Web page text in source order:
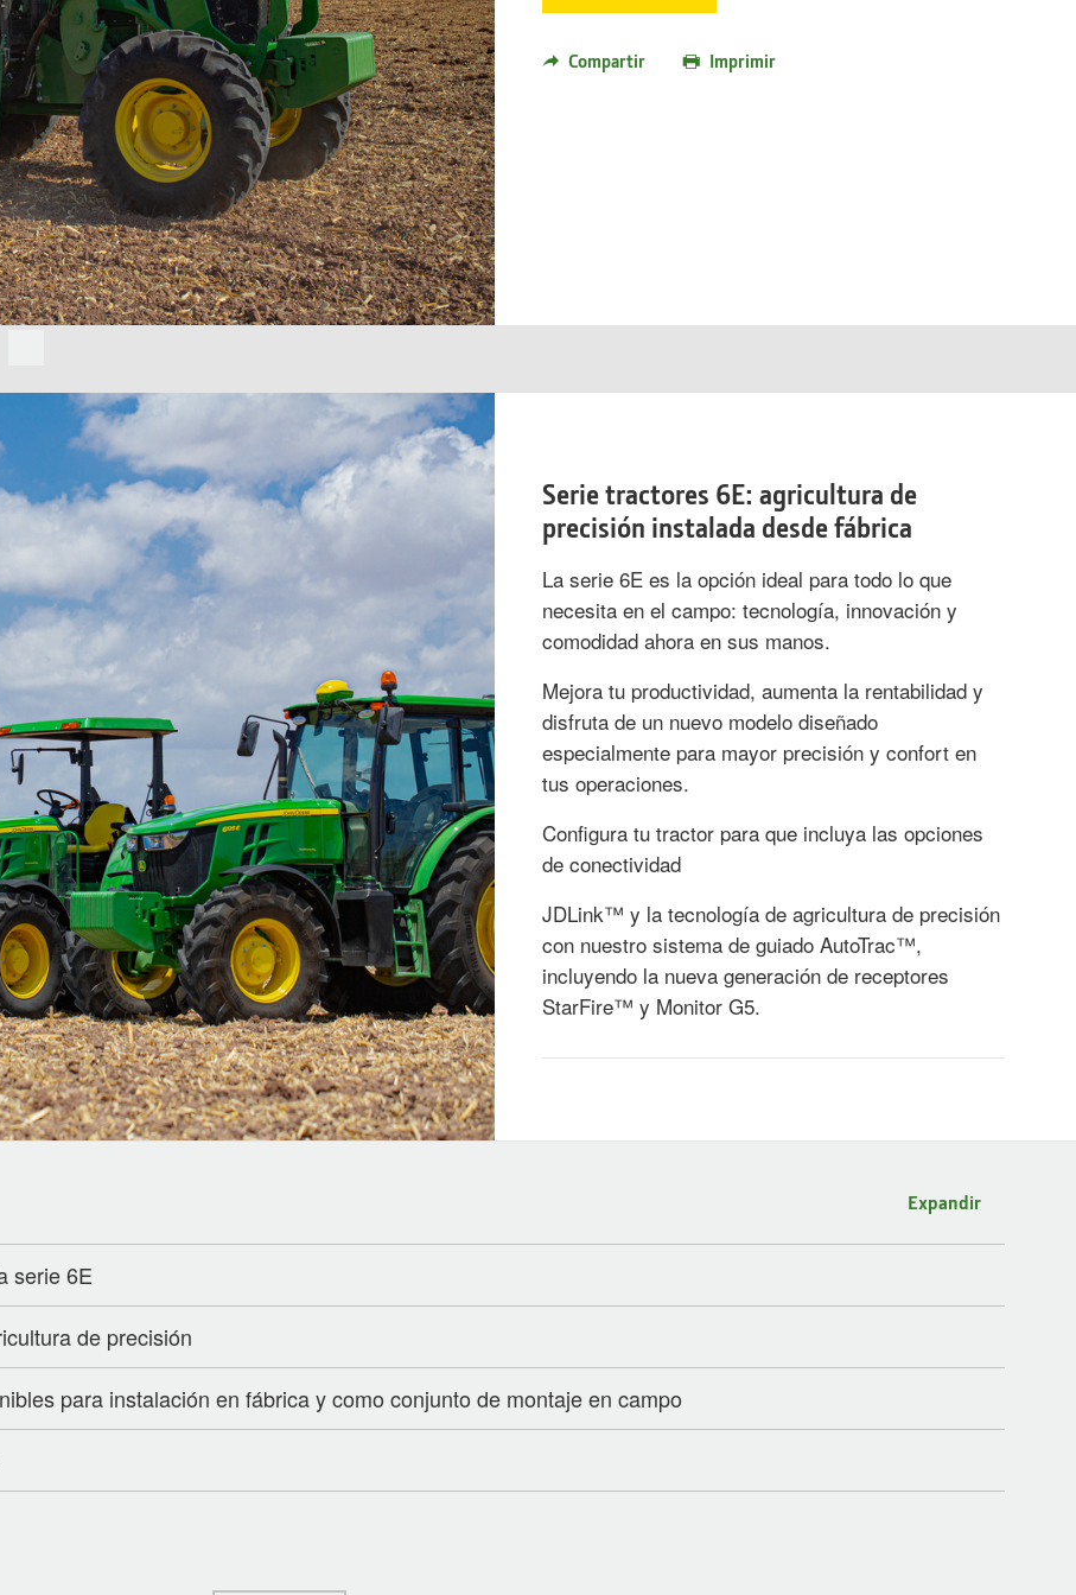
Compartir Imprimir
Serie tractores 6E: agricultura de
precisión instalada desde fábrica
La serie 6E es la opción ideal para todo lo que
necesita en el campo: tecnología, innovación y
comodidad ahora en sus manos.
Mejora tu productividad, aumenta la rentabilidad y
disfruta de un nuevo modelo diseñado
especialmente para mayor precisión y confort en
tus operaciones.
Configura tu tractor para que incluya las opciones
de conectividad
JDLink™ y la tecnología de agricultura de precisión
con nuestro sistema de guiado AutoTrac™,
incluyendo la nueva generación de receptores
StarFire™ y Monitor G5.
Expandir
serie 6E
de precisión
para instalación en fábrica y como conjunto de montaje en campo